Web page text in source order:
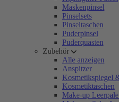
Maskenpinsel
Pinselsets
Pinseltaschen
Puderpinsel
Puderquasten
Zubehör
Alle anzeigen
Anspitzer
Kosmetikspiegel
Kosmetiktaschen
Make-up